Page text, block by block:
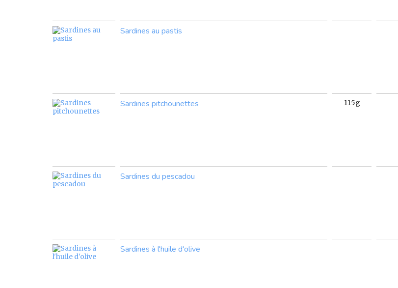
Sardines au pastis
Sardines pitchounettes 115g
Sardines du pescadou
Sardines à l'huile d'olive